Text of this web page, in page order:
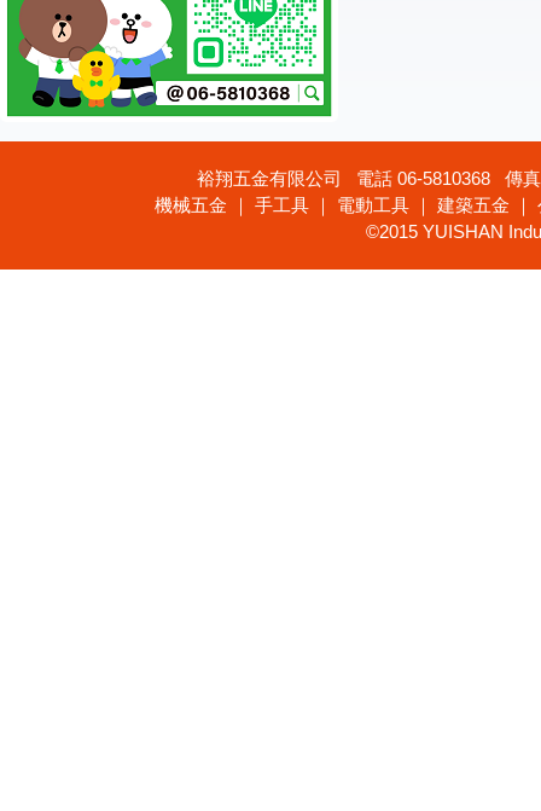
裕翔五金有限公司 電話 06-5810368 傳
機械五金 ｜ 手工具 ｜ 電動工具 ｜ 建築五金
©2015 YUISHAN